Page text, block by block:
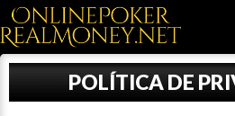
POLÍTICA DE